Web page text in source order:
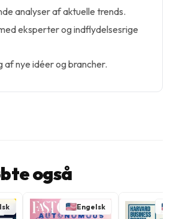
analyser af aktuelle trends.
eksperter og indflydelsesrige
af nye idéer og brancher.
også
Engelsk